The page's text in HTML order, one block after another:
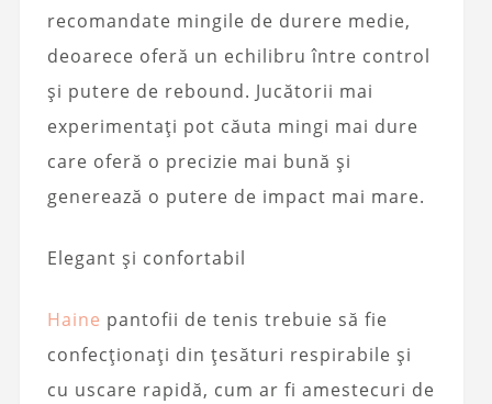
recomandate mingile de durere medie,
deoarece oferă un echilibru între control
și putere de rebound. Jucătorii mai
experimentați pot căuta mingi mai dure
care oferă o precizie mai bună și
generează o putere de impact mai mare.
Elegant și confortabil
Haine pantofii de tenis trebuie să fie
confecționați din țesături respirabile și
cu uscare rapidă, cum ar fi amestecuri de